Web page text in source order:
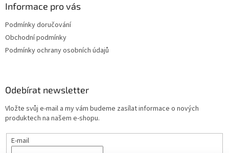
Informace pro vás
Podmínky doručování
Obchodní podmínky
Podmínky ochrany osobních údajů
Odebírat newsletter
Vložte svůj e-mail a my vám budeme zasílat informace o nových
produktech na našem e-shopu.
E-mail